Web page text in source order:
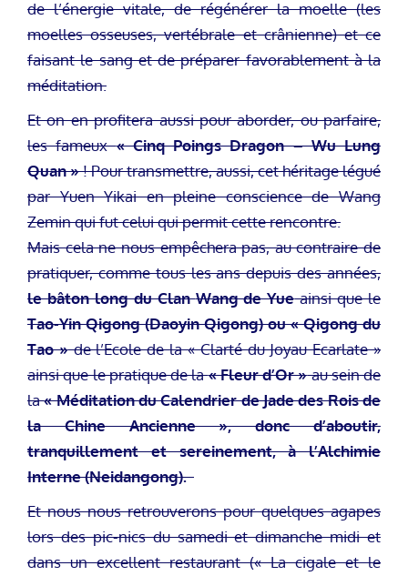
de l’énergie vitale, de régénérer la moelle (les
moelles osseuses, vertébrale et crânienne) et ce
faisant le sang et de préparer favorablement à la
méditation.
Et on en profitera aussi pour aborder, ou parfaire,
les fameux« Cinq Poings Dragon – Wu Lung
Quan »! Pour transmettre, aussi, cet héritage légué
par Yuen Yikai en pleine conscience de Wang
Zemin qui fut celui qui permit cette rencontre.
Mais cela ne nous empêchera pas, au contraire de
pratiquer, comme tous les ans depuis des années,
le bâton long du Clan Wang de Yueainsi que le
Tao-Yin Qigong (Daoyin Qigong) ou « Qigong du
Tao »de l’Ecole de la « Clarté du Joyau Ecarlate »
ainsi que le pratique de la« Fleur d’Or »au sein de
la« Méditation du Calendrier de Jade des Rois de
la Chine Ancienne », donc d’aboutir,
tranquillement et sereinement, à l’Alchimie
Interne (Neidangong).
Et nous nous retrouverons pour quelques agapes
lors des pic-nics du samedi et dimanche midi et
dans un excellent restaurant (« La cigale et le